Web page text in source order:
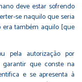
deve estar sofrendo
se naquilo que seria
era também aquilo [que
pela autorização por
que conste na
e se apresenta à